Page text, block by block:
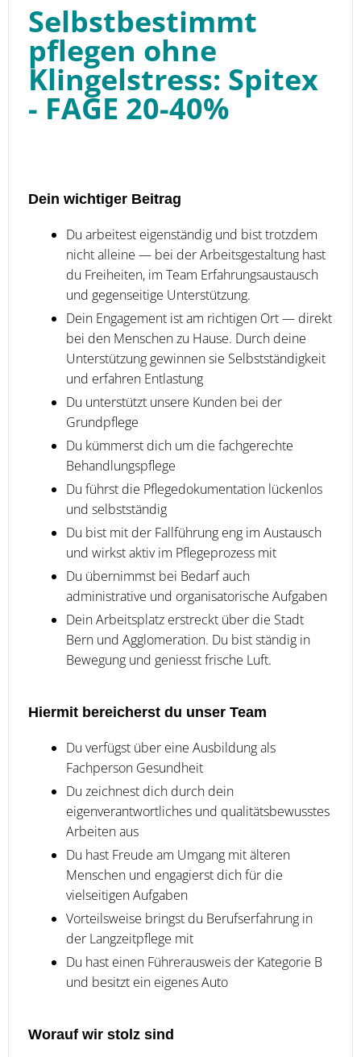
Selbstbestimmt
pflegen ohne
Klingelstress: Spitex
- FAGE 20-40%
Dein wichtiger Beitrag
Du arbeitest eigenständig und bist trotzdem
nicht alleine — bei der Arbeitsgestaltung hast
du Freiheiten, im Team Erfahrungsaustausch
und gegenseitige Unterstützung.
Dein Engagement ist am richtigen Ort — direkt
bei den Menschen zu Hause. Durch deine
Unterstützung gewinnen sie Selbstständigkeit
und erfahren Entlastung
Du unterstützt unsere Kunden bei der
Grundpflege
Du kümmerst dich um die fachgerechte
Behandlungspflege
Du führst die Pflegedokumentation lückenlos
und selbstständig
Du bist mit der Fallführung eng im Austausch
und wirkst aktiv im Pflegeprozess mit
Du übernimmst bei Bedarf auch
administrative und organisatorische Aufgaben
Dein Arbeitsplatz erstreckt über die Stadt
Bern und Agglomeration. Du bist ständig in
Bewegung und geniesst frische Luft.
Hiermit bereicherst du unser Team
Du verfügst über eine Ausbildung als
Fachperson Gesundheit
Du zeichnest dich durch dein
eigenverantwortliches und qualitätsbewusstes
Arbeiten aus
Du hast Freude am Umgang mit älteren
Menschen und engagierst dich für die
vielseitigen Aufgaben
Vorteilsweise bringst du Berufserfahrung in
der Langzeitpflege mit
Du hast einen Führerausweis der Kategorie B
und besitzt ein eigenes Auto
Worauf wir stolz sind